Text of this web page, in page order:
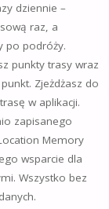
dziennie –
raz, a
po podróży.
punkty trasy wraz
Zjeżdżasz do
w aplikacji.
zapisanego
Memory
wsparcie dla
Wszystko bez